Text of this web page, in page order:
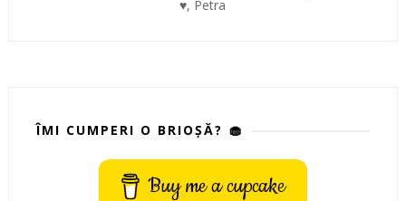
♥, Petra
ÎMI CUMPERI O BRIOȘĂ? 🧁
Buy me a cupcake